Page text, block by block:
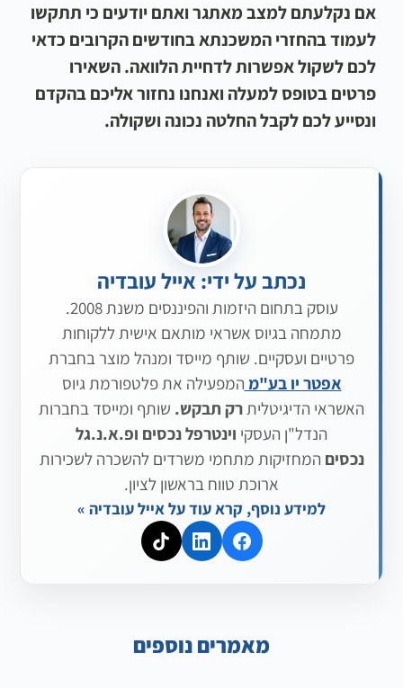
אם נקלעתם למצב מאתגר ואתם יודעים כי תתקשו
לעמוד בהחזרי המשכנתא בחודשים הקרובים כדאי
לכם לשקול אפשרות לדחיית הלוואה. השאירו
פרטים בטופס למעלה ואנחנו נחזור אליכם בהקדם
ונסייע לכם לקבל החלטה נכונה ושקולה.
נכתב על ידי: אייל עובדיה
עוסק בתחום היזמות והפיננסים משנת 2008.
מתמחה בגיוס אשראי מותאם אישית ללקוחות
פרטיים ועסקיים. שותף מייסד ומנהל מוצר בחברת
אפטר יו בע"מ המפעילה את פלטפורמת גיוס
האשראי הדיגיטליתרק תבקש. שותף ומייסד בחברות
הנדל"ן העסקי וינטרפל נכסים ופ.א.נ.גל
נכסים המחזיקות מתחמי משרדים להשכרה לשכירות
ארוכת טווח בראשון לציון.
למידע נוסף, קרא עוד על אייל עובדיה »
מאמרים נוספים